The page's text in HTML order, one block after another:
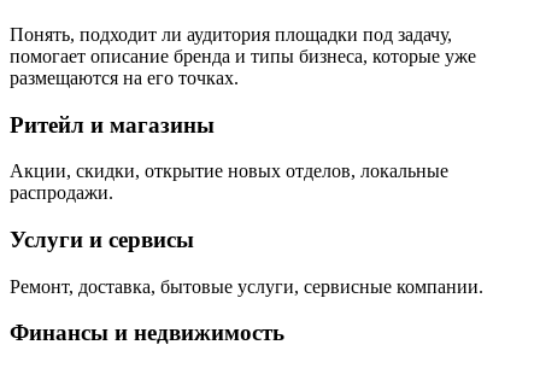
Понять, подходит ли аудитория площадки под задачу,
помогает описание бренда и типы бизнеса, которые уже
размещаются на его точках.
Ритейл и магазины
Акции, скидки, открытие новых отделов, локальные
распродажи.
Услуги и сервисы
Ремонт, доставка, бытовые услуги, сервисные компании.
Финансы и недвижимость